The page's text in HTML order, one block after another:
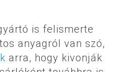
is felismerte
anyagról van szó,
arra, hogy kivonják